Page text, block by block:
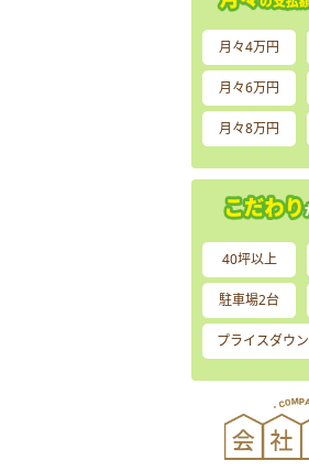
月々4万円
月々6万円
月々8万円
40坪以上
駐車場2台
プライスダウン